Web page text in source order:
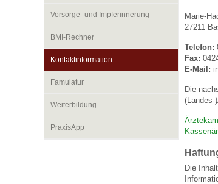
Vorsorge- und Impferinnerung
BMI-Rechner
Kontaktinformation
Famulatur
Weiterbildung
PraxisApp
Marie-
27211
Telefon:
Fax:
E-Mail:
Die
(Landes-
Die